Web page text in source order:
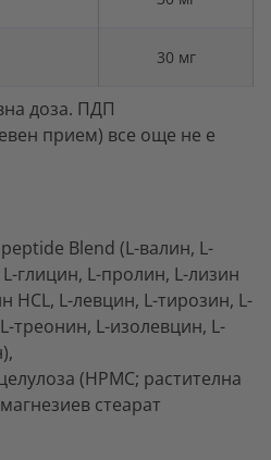
30 мг
доза. ПДП
прием) все още не е
Blend (L-валин, L-
глицин, L-пролин, L-лизин
HCL, L-левцин, L-тирозин, L-
треонин, L-изолевцин, L-
(HPMC; растителна
стеарат